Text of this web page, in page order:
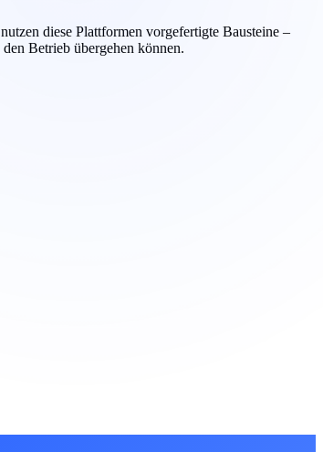
diese Plattformen vorgefertigte Bausteine –
Betrieb übergehen können.